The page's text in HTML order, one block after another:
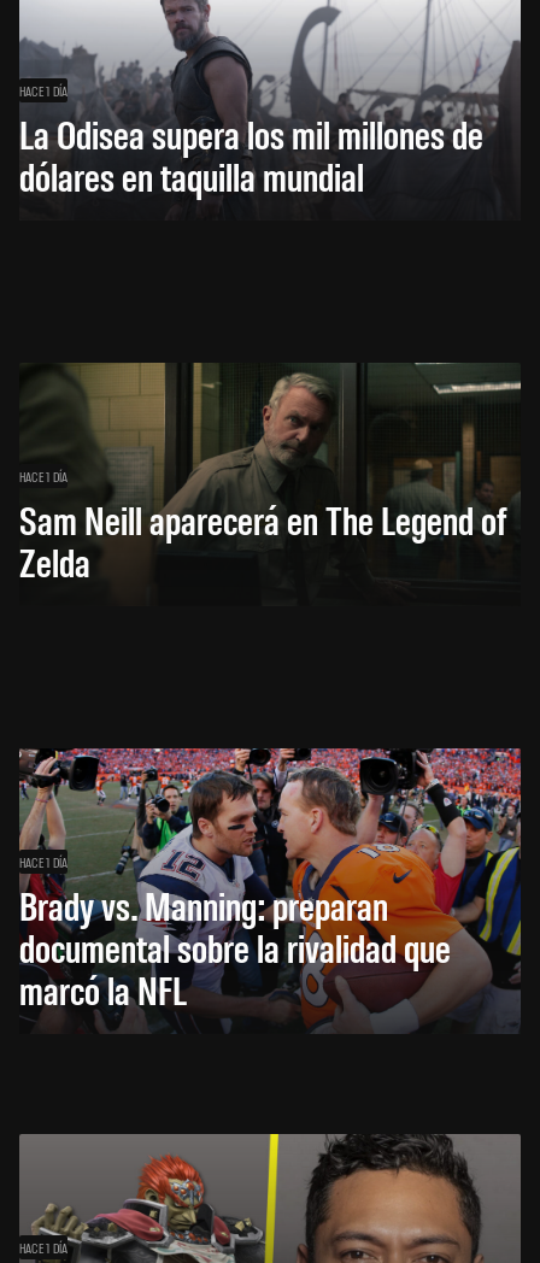
HACE 1 DÍA
La Odisea supera los mil millones de
dólares en taquilla mundial
HACE 1 DÍA
Sam Neill aparecerá en The Legend of
Zelda
HACE 1 DÍA
Brady vs. Manning: preparan
documental sobre la rivalidad que
marcó la NFL
HACE 1 DÍA